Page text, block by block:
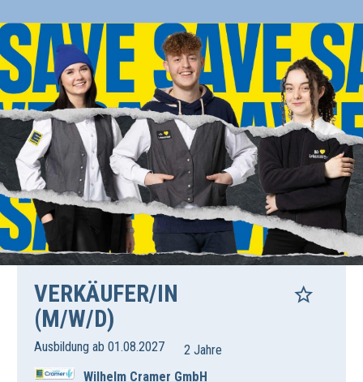
VERKÄUFER/IN
(M/W/D)
Ausbildung ab 01.08.2027
2 Jahre
Wilhelm Cramer GmbH